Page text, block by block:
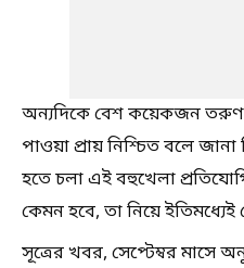
অন্যদিকে বেশ কয়েকজন তরুণ
পাওয়া প্রায় নিশ্চিত বলে
হতে চলা এই বহুখেলা
কেমন হবে, তা নিয়ে
সূত্রের খবর, সেপ্টেম্বর মাসে